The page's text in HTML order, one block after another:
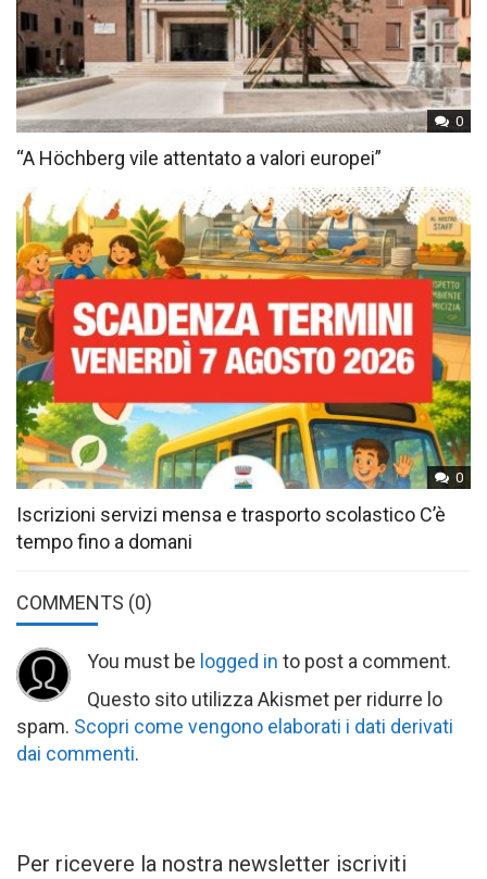
0
“A Höchberg vile attentato a valori europei”
0
Iscrizioni servizi mensa e trasporto scolastico C’è
tempo fino a domani
COMMENTS (0)
You must be logged in to post a comment.
Questo sito utilizza Akismet per ridurre lo
spam. Scopri come vengono elaborati i dati derivati
dai commenti.
Per ricevere la nostra newsletter iscriviti